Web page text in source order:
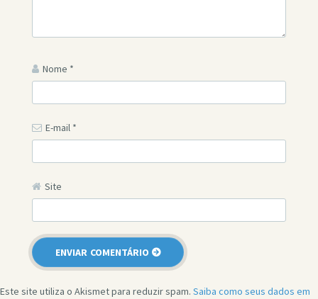
Nome *
E-mail *
Site
Este site utiliza o Akismet para reduzir spam. Saiba como seus dados em